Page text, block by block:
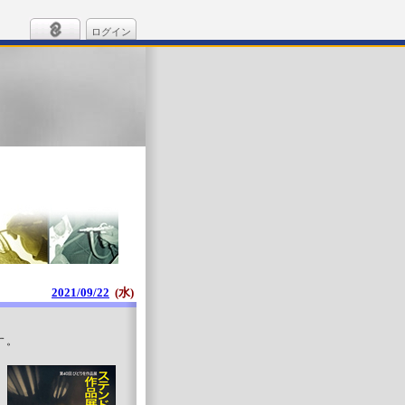
ログイン
2021/09/22 (水)